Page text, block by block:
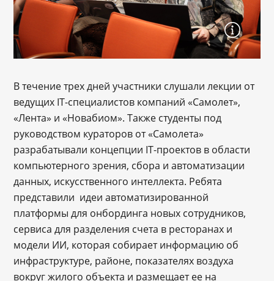
В течение трех дней участники слушали лекции от
ведущих IT-специалистов компаний «Самолет»,
«Лента» и «Новабиом». Также студенты под
руководством кураторов от «Самолета»
разрабатывали концепции IT-проектов в области
компьютерного зрения, сбора и автоматизации
данных, искусственного интеллекта. Ребята
представили идеи автоматизированной
платформы для онбординга новых сотрудников,
сервиса для разделения счета в ресторанах и
модели ИИ, которая собирает информацию об
инфраструктуре, районе, показателях воздуха
вокруг жилого объекта и размещает ее на